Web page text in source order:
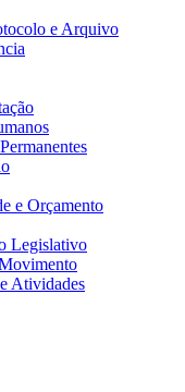
e Arquivo
e Orçamento
Legislativo
Atividades